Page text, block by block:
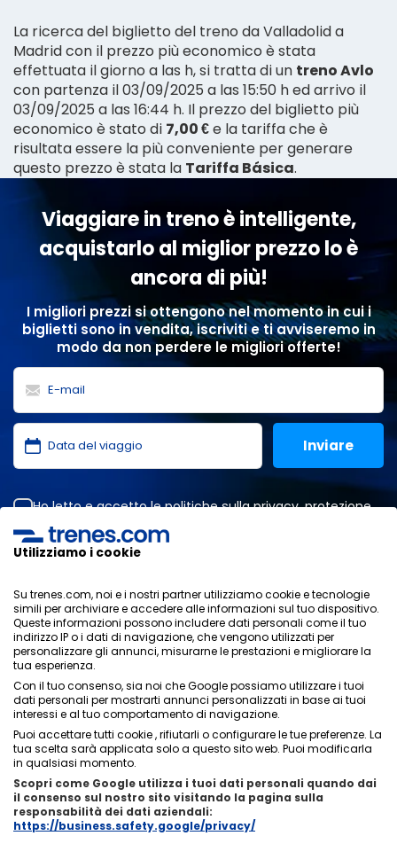
La ricerca del biglietto del treno da Valladolid a
Madrid con il prezzo più economico è stata
effettuata il giorno a las h, si tratta di un treno Avlo
con partenza il 03/09/2025 a las 15:50 h ed arrivo il
03/09/2025 a las 16:44 h. Il prezzo del biglietto più
economico è stato di 7,00 €e la tariffa che è
risultata essere la più conveniente per generare
questo prezzo è stata la Tariffa Básica.
Viaggiare in treno è intelligente,
acquistarlo al miglior prezzo lo è
ancora di più!
I migliori prezzi si ottengono nel momento in cui i
biglietti sono in vendita, iscriviti e ti avviseremo in
modo da non perdere le migliori offerte!
Ho letto e accetto lepolitiche sulla privacy,protezione
dei dati
Informativa sulla privacy
Condizioni generali
Politica sui cookies
Politica di sicurezza
Contatti
Chi siamo ixigo
Copyright © Trenes.com. Tutti i diritti riservati.
Utilizziamo i cookie
Su trenes.com, noi e i nostri partner utilizziamo cookie e tecnologie
simili per archiviare e accedere alle informazioni sul tuo dispositivo.
Queste informazioni possono includere dati personali come il tuo
indirizzo IP o i dati di navigazione, che vengono utilizzati per
personalizzare gli annunci, misurarne le prestazioni e migliorare la
tua esperienza.
Con il tuo consenso, sia noi che Google possiamo utilizzare i tuoi
dati personali per mostrarti annunci personalizzati in base ai tuoi
interessi e al tuo comportamento di navigazione.
Puoi accettare tutti cookie , rifiutarli o configurare le tue preferenze. La
tua scelta sarà applicata solo a questo sito web. Puoi modificarla
in qualsiasi momento.
Scopri come Google utilizza i tuoi dati personali quando dai
il consenso sul nostro sito visitando la pagina sulla
responsabilità dei dati aziendali:
https://business.safety.google/privacy/